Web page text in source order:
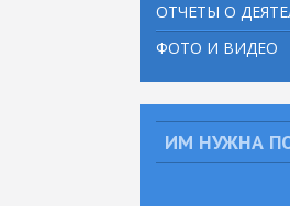
ОТЧЕТЫ О
ФОТО И ВИДЕО
ИМ НУЖНА